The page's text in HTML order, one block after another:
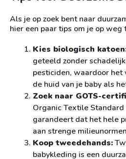
Als je op zoek bent naar
hier een paar tips om je op weg
Kies biologisch
geteeld zonder
pesticiden, waardoor
de huid van je baby als
Zoek naar GOTS-
Organic Textile
garandeert dat het hele
aan strenge
Koop tweedehands:
babykleding is een